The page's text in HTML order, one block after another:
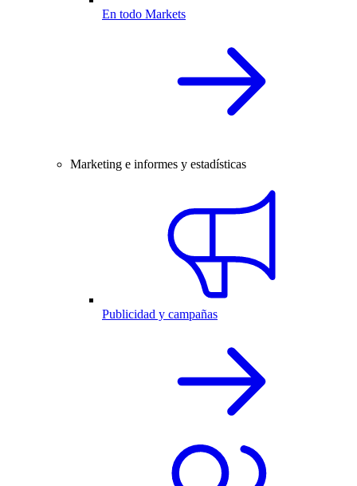
En todo Markets
Marketing e informes y estadísticas
Publicidad y campañas